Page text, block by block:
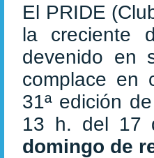
El PRIDE
la creciente
devenido en
complace en
31ª edición
13 h. del 17
domingo de